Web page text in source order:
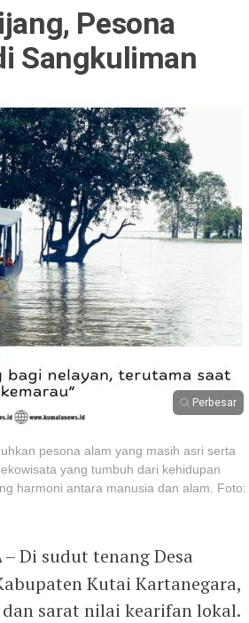
Pesona
Sangkuliman
Perbesar
pesona alam yang masih asri serta
yang tumbuh dari kehidupan
harmoni antara manusia dan alam. Foto:
– Di sudut tenang Desa
Kutai Kartanegara,
sarat nilai kearifan lokal.